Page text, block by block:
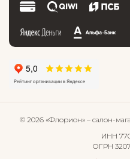
© 2026 «Флорион» – салон-
ИНН
ОГРН